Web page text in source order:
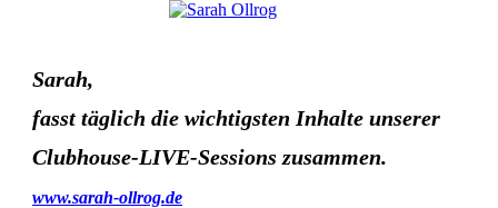
Sarah,
fasst täglich die wichtigsten Inhalte unserer
Clubhouse-LIVE-Sessions zusammen.
www.sarah-ollrog.de